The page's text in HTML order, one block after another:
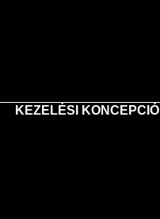
KEZELÉSI KONCEPCIÓ